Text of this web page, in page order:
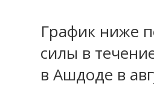
График ниже
силы в
в Ашдоде в